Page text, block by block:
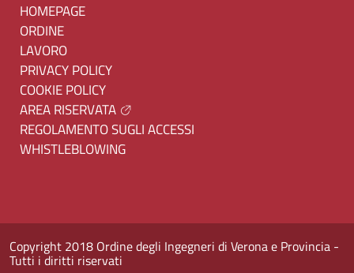
HOMEPAGE
ORDINE
LAVORO
PRIVACY POLICY
COOKIE POLICY
AREA RISERVATA
REGOLAMENTO SUGLI ACCESSI
WHISTLEBLOWING
Copyright 2018 Ordine degli Ingegneri di Verona e Provincia -
Tutti i diritti riservati